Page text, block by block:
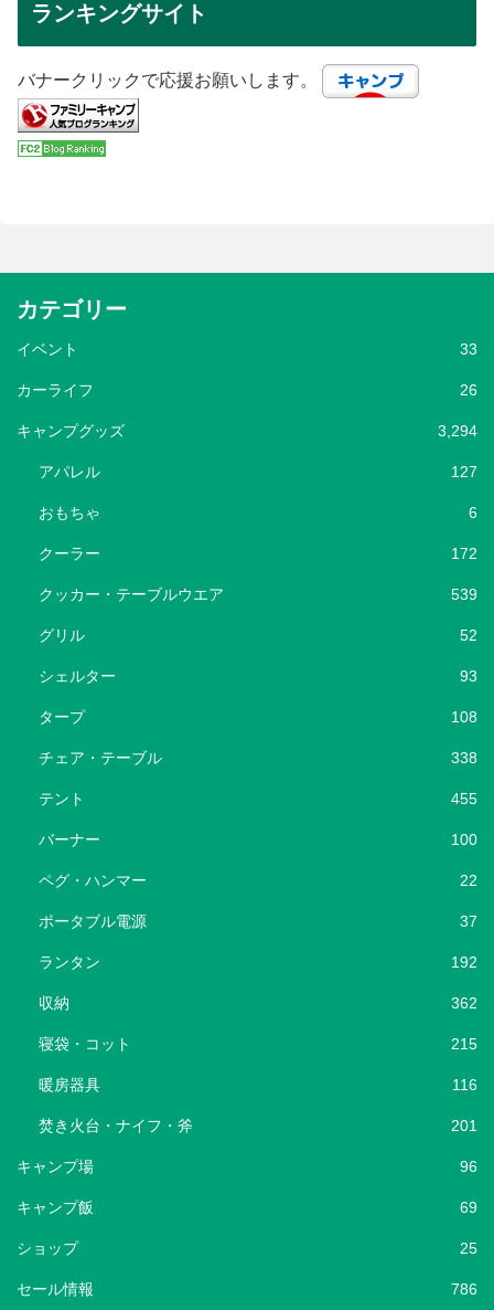
ランキングサイト
バナークリックで応援お願いします。
カテゴリー
イベント 33
カーライフ 26
キャンプグッズ 3,294
アパレル 127
おもちゃ 6
クーラー 172
クッカー・テーブルウエア 539
グリル 52
シェルター 93
タープ 108
チェア・テーブル 338
テント 455
バーナー 100
ペグ・ハンマー 22
ポータブル電源 37
ランタン 192
収納 362
寝袋・コット 215
暖房器具 116
焚き火台・ナイフ・斧 201
キャンプ場 96
キャンプ飯 69
ショップ 25
セール情報 786